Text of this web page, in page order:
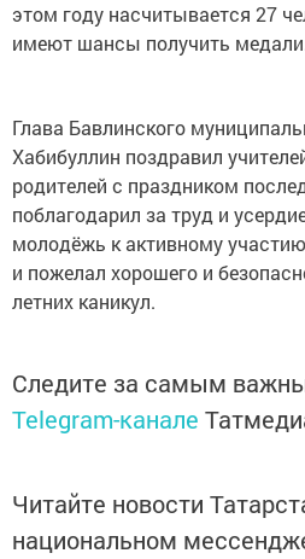
этом году насчитывается 27
имеют шансы получить
Глава Бавлинского
Хабибуллин поздравил
родителей с праздником
поблагодарил за труд и
молодёжь к активному
и пожелал хорошего и
летних каникул.
Следите за самым
Telegram-канале
Читайте новости
национальном